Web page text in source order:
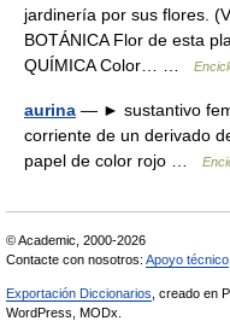
jardinería por sus flores.
BOTÁNICA Flor de esta
QUÍMICA Color… …
aurina — ► sustantivo
corriente de un derivado
papel de color rojo …
© Academic, 2000-2026
Contacte con nosotros: Apoyo técnico
Exportación Diccionarios , creado en
WordPress, MODx.